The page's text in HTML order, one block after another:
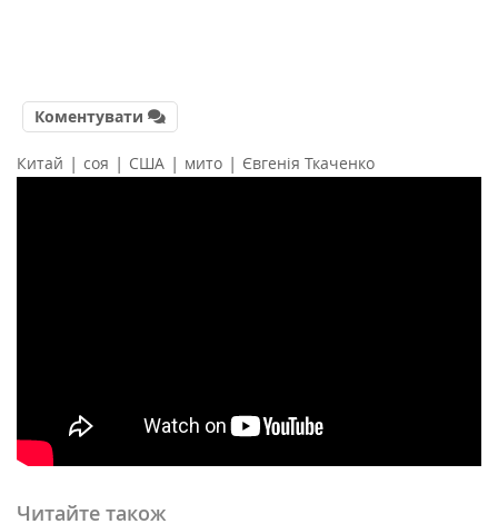
Коментувати
Китай | соя | США | мито | Євгенія Ткаченко
Читайте також